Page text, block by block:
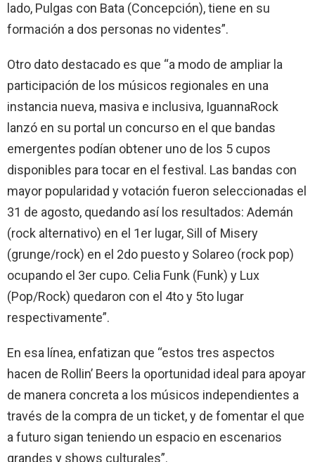
lado, Pulgas con Bata (Concepción), tiene en su
formación a dos personas no videntes”.
Otro dato destacado es que “a modo de ampliar la
participación de los músicos regionales en una
instancia nueva, masiva e inclusiva, IguannaRock
lanzó en su portal un concurso en el que bandas
emergentes podían obtener uno de los 5 cupos
disponibles para tocar en el festival. Las bandas con
mayor popularidad y votación fueron seleccionadas el
31 de agosto, quedando así los resultados: Ademán
(rock alternativo) en el 1er lugar, Sill of Misery
(grunge/rock) en el 2do puesto y Solareo (rock pop)
ocupando el 3er cupo. Celia Funk (Funk) y Lux
(Pop/Rock) quedaron con el 4to y 5to lugar
respectivamente”.
En esa línea, enfatizan que “estos tres aspectos
hacen de Rollin’ Beers la oportunidad ideal para apoyar
de manera concreta a los músicos independientes a
través de la compra de un ticket, y de fomentar el que
a futuro sigan teniendo un espacio en escenarios
grandes y shows culturales”.